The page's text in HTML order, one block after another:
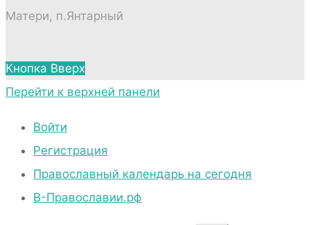
Матери, п.Янтарный
Кнопка Вверх
Перейти к верхней панели
Войти
Регистрация
Православный календарь на сегодня
В-Православии.рф